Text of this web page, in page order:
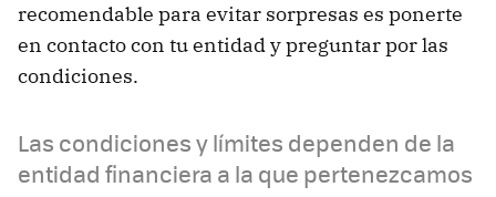
recomendable para evitar sorpresas es ponerte
en contacto con tu entidad y preguntar por las
condiciones.
Las condiciones y límites dependen de la
entidad financiera a la que pertenezcamos